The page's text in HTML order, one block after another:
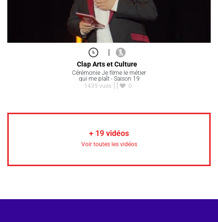
|
Clap Arts et Culture
Cérémonie Je filme le métier
qui me plaît - Saison 19
1439 vues
0
+ 19 vidéos
Voir toutes les vidéos